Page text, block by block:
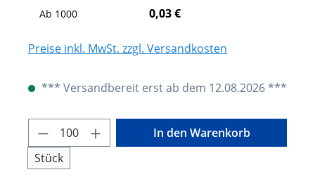
Ab 1000 0,03 €
Preise inkl. MwSt. zzgl. Versandkosten
*** Versandbereit erst ab dem 12.08.2026 ***
Produkt Anzahl: Gib den
Stück
In den Warenkorb